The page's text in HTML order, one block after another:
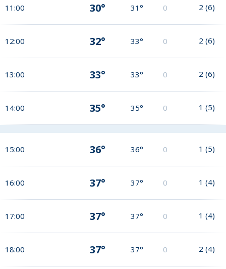
11:00 30° 31° 0 2 (6)
12:00 32° 33° 0 2 (6)
13:00 33° 33° 0 2 (6)
14:00 35° 35° 0 1 (5)
15:00 36° 36° 0 1 (5)
16:00 37° 37° 0 1 (4)
17:00 37° 37° 0 1 (4)
18:00 37° 37° 0 2 (4)